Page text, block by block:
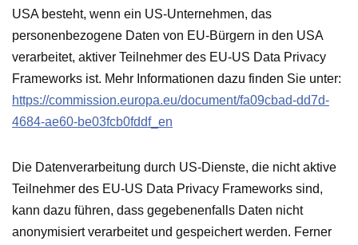
USA besteht, wenn ein US-Unternehmen, das
personenbezogene Daten von EU-Bürgern in den USA
verarbeitet, aktiver Teilnehmer des EU-US Data Privacy
Frameworks ist. Mehr Informationen dazu finden Sie unter:
https://commission.europa.eu/document/fa09cbad-dd7d-
4684-ae60-be03fcb0fddf_en
Die Datenverarbeitung durch US-Dienste, die nicht aktive
Teilnehmer des EU-US Data Privacy Frameworks sind,
kann dazu führen, dass gegebenenfalls Daten nicht
anonymisiert verarbeitet und gespeichert werden. Ferner